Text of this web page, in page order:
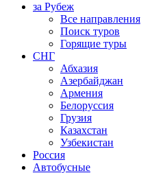
за Рубеж
Все направления
Поиск туров
Горящие туры
СНГ
Абхазия
Азербайджан
Армения
Белоруссия
Грузия
Казахстан
Узбекистан
Россия
Автобусные